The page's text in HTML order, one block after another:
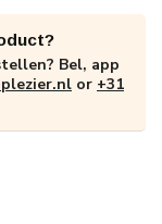
Bel, app
or +31